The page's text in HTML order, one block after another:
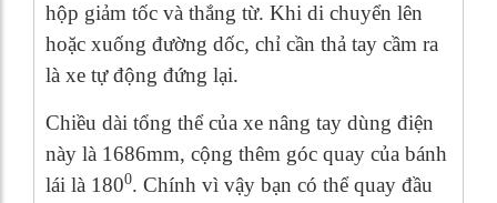
hộp giảm tốc và thắng từ. Khi di chuyển lên
hoặc xuống đường dốc, chỉ cần thả tay cầm ra
là xe tự động đứng lại.
Chiều dài tổng thể của xe nâng tay dùng điện
này là 1686mm, cộng thêm góc quay của bánh
lái là 1800. Chính vì vậy bạn có thể quay đầu